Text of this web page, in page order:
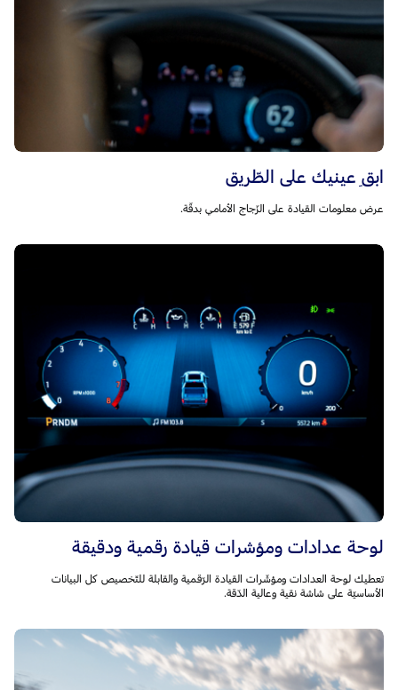
ابقِ عينيك على الطّريق
عرض معلومات القيادة على الزّجاج الأمامي بدقّة.
لوحة عدادات ومؤشرات قيادة رقمية ودقيقة
تعطيك لوحة العدادات ومؤشّرات القيادة الرّقمية والقابلة للتّخصيص كل البيانات
الأساسيّة على شاشة نقية وعالية الدّقة.